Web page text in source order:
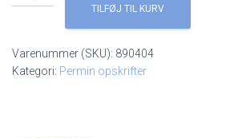
890404
TILFØJ TIL KURV
Varenummer (SKU): 890404
Kategori: Permin opskrifter